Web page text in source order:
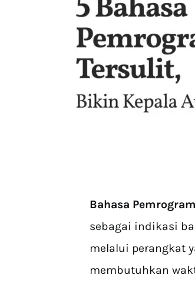
Bahasa
sebagai indikasi
melalui perangkat
membutuhkan